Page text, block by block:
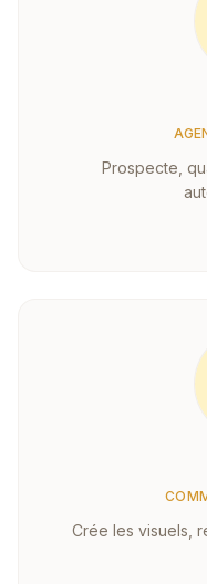
Prospecte,
Crée les visuels,